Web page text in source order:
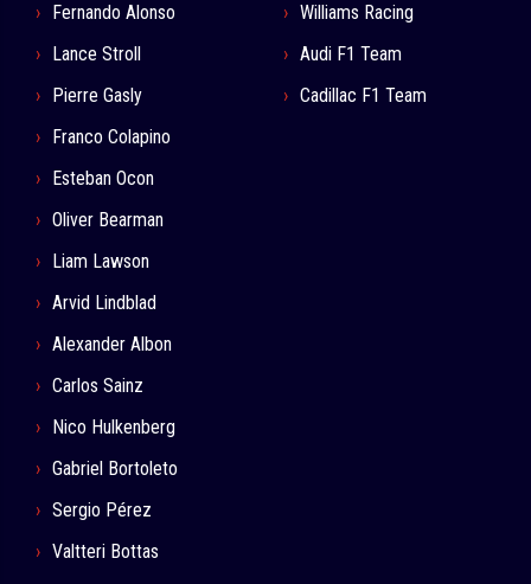
Fernando Alonso
Lance Stroll
Pierre Gasly
Franco Colapino
Esteban Ocon
Oliver Bearman
Liam Lawson
Arvid Lindblad
Alexander Albon
Carlos Sainz
Nico Hulkenberg
Gabriel Bortoleto
Sergio Pérez
Valtteri Bottas
Williams Racing
Audi F1 Team
Cadillac F1 Team